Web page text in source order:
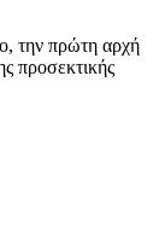
την πρώτη αρχή
προσεκτικής